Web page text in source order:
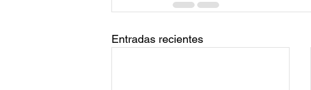
Entradas recientes